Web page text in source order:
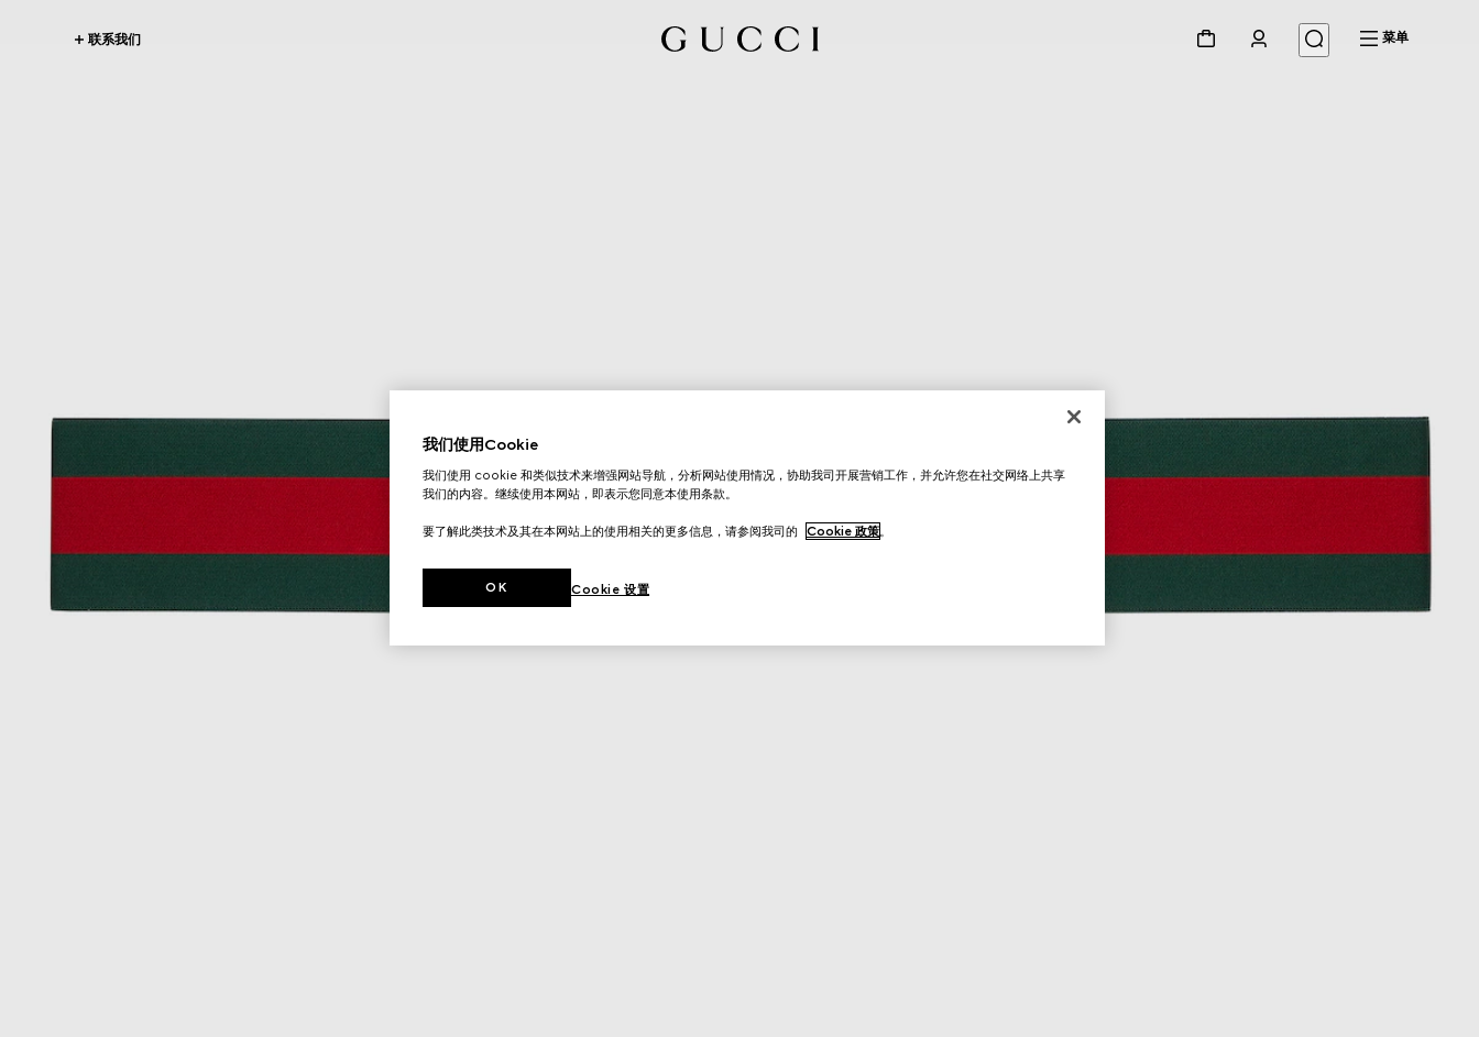
联系我们 菜单
我们使用Cookie
我们使用 cookie 和类似技术来增强网站导航，分析网站使用情况，协助我司开展营销工作，并允许您在社交网络上共享
我们的内容。继续使用本网站，即表示您同意本使用条款。
要了解此类技术及其在本网站上的使用相关的更多信息，请参阅我司的 Cookie 政策。
Cookie 设置
OK